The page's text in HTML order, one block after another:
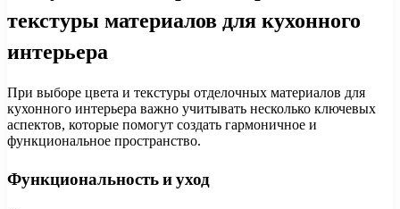
текстуры материалов для кухонного
интерьера
При выборе цвета и текстуры отделочных материалов для
кухонного интерьера важно учитывать несколько ключевых
аспектов, которые помогут создать гармоничное и
функциональное пространство.
Функциональность и уход